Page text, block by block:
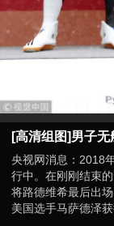
[高清组图]男子
央视网消息：2018
行中。在刚刚结束
将路德维希最后出
美国选手马萨德泽